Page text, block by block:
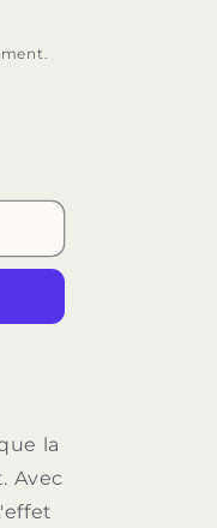
la
Avec